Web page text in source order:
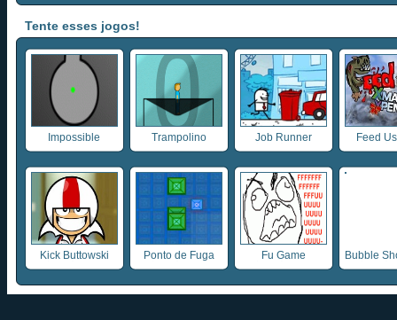
Tente esses jogos!
Impossible Trampolino Job Runner Feed
Kick Buttowski Ponto de Fuga Fu Game Bubble